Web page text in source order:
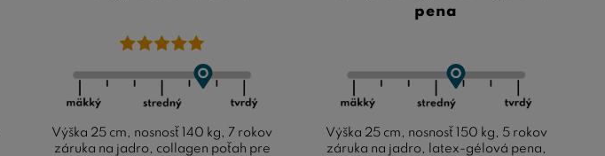
Výška 25 cm, nosnosť 140 kg, 7 rokov
záruka na jadro, collagen poťah pre
pena
Výška 25 cm, nosnosť 150 kg, 5 rokov
záruka na jadro, latex-gélová pena,